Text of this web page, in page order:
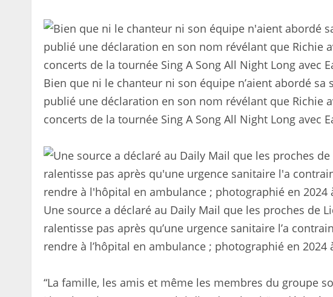
Bien que ni le chanteur ni son équipe n’aient abordé sa
publié une déclaration en son nom révélant que Richie
concerts de la tournée Sing A Song All Night Long avec
Une source a déclaré au Daily Mail que les proches de
ralentisse pas après qu’une urgence sanitaire l’a
rendre à l’hôpital en ambulance ; photographié en 2024
“La famille, les amis et même les membres du groupe